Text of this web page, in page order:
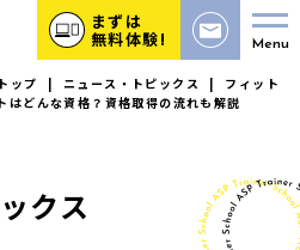
まずは
無料体験! Menu
ップ | ニュース・トピックス |
フィット
はどんな資格？資格取得の流れも解説
クス